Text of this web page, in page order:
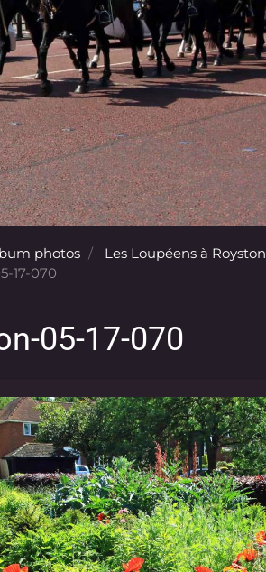
photos Les Loupéens à Royston
17-070
05-17-070